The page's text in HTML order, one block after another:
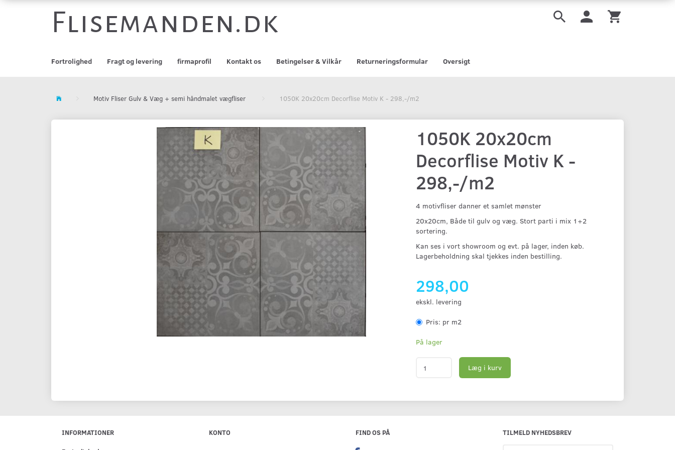
Flisemanden.dk
Fortrolighed Fragt og levering firmaprofil Kontakt os Betingelser & Vilkår Returneringsformular Oversigt
Motiv Fliser Gulv & Væg + semi håndmalet vægfliser 1050K 20x20cm Decorflise Motiv K - 298,-/m2
1050K 20x20cm
Decorflise Motiv K -
298,-/m2
4 motivfliser danner et samlet mønster
20x20cm, Både til gulv og væg. Stort parti i mix 1+2
sortering.
Kan ses i vort showroom og evt. på lager, inden køb.
Lagerbeholdning skal tjekkes inden bestilling.
298,00
ekskl. levering
Pris: pr m2
På lager
Læg i kurv
INFORMATIONER KONTO FIND OS PÅ
TILMELD NYHEDSBREV